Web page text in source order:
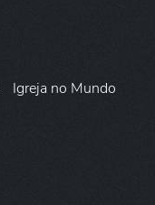
Igreja no Mundo